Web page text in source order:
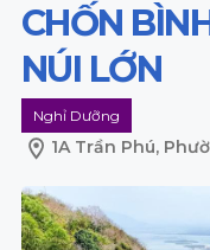
CHỐN
NÚI LỚN
Nghỉ Dưỡng
1A Trần Phú,